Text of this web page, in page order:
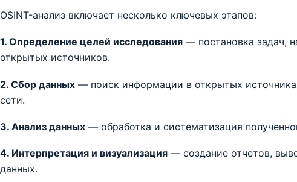
OSINT-анализ включает несколько ключевых этапов:
1. Определение целей исследования — постановка задач,
открытых источников.
2. Сбор данных — поиск информации в открытых
сети.
3. Анализ данных — обработка и систематизация
4. Интерпретация и визуализация — создание отчетов,
данных.